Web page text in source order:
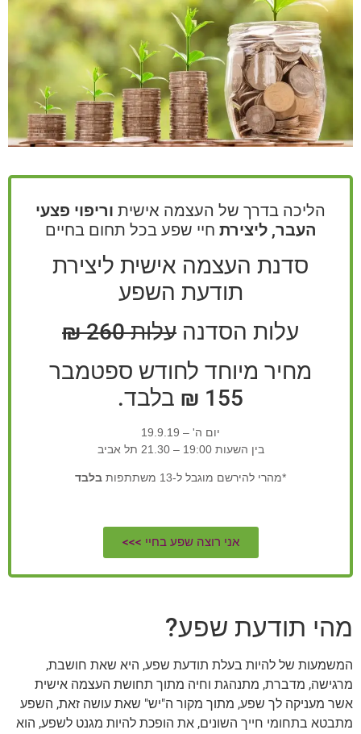
הליכה בדרך של העצמה אישית וריפוי פצעי
העבר, ליצירת חיי שפע בכל תחום בחיים
סדנת העצמה אישית ליצירת
תודעת השפע
עלות הסדנה עלות 260 ₪
מחיר מיוחד לחודש ספטמבר
155 ₪ בלבד.
יום ה' – 19.9.19
בין השעות 19:00 – 21.30 תל אביב
*מהרי להירשם מוגבל ל-13 משתתפות בלבד
אני רוצה שפע בחיי >>>
מהי תודעת שפע?
המשמעות של להיות בעלת תודעת שפע, היא שאת חושבת,
מרגישה, מדברת, מתנהגת וחיה מתוך תחושת העצמה אישית
אשר מעניקה לך שפע, מתוך מקור ה"יש" שאת עושה זאת, השפע
מתבטא בתחומי חייך השונים, את הופכת להיות מגנט לשפע, הוא